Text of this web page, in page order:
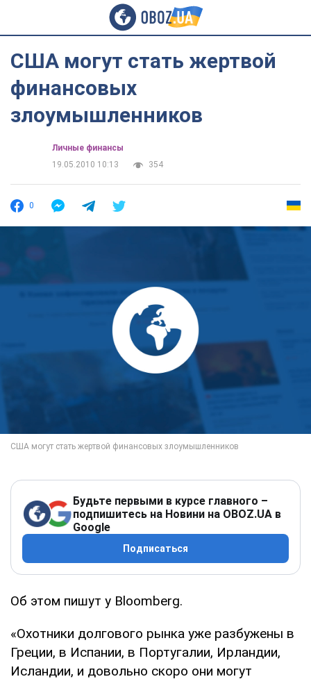
США могут стать жертвой
финансовых
злоумышленников
Личные финансы
19.05.2010 10:13
354
0
Будьте первыми в курсе главного –
подпишитесь на Новини на OBOZ.UA в
Google
Подписаться
Об этом пишут у Bloomberg.
«Охотники долгового рынка уже разбужены в
Греции, в Испании, в Португалии, Ирландии,
Исландии, и довольно скоро они могут